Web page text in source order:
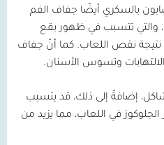
بالسكري أيضًا جفاف الفم
والتي تتسبب في ظهور بقع
نقص اللعاب. كما أنّ جفاف
وتسوس الأسنان.
إضافةً إلى ذلك، قد يتسبب
في اللعاب، مما يزيد من